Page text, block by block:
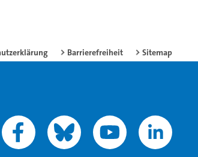
Barrierefreiheit Sitemap